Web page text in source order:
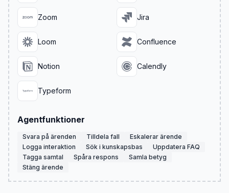
Zoom Jira
Loom Confluence
Notion Calendly
Typeform
Agentfunktioner
Svara på ärenden Tilldela fall
Eskalerar ärende
Logga interaktion
Sök i kunskapsbas
Uppdatera FAQ
Tagga samtal
Spåra respons
Samla betyg
Stäng ärende